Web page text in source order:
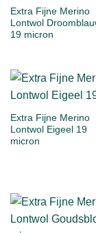
Extra Fijne Merino
Lontwol
19 micron
Extra Fijne Merino
Lontwol Eigeel 19
micron